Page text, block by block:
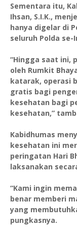
Sementara itu,
Ihsan, S.I.K.,
hanya digelar di
seluruh Polda se-
“Hingga saat ini,
oleh Rumkit
katarak, operasi
gratis bagi
kesehatan bagi
kesehatan,”
Kabidhumas
kesehatan ini
peringatan Hari
laksanakan
“Kami ingin
benar memberi
yang
pungkasnya.